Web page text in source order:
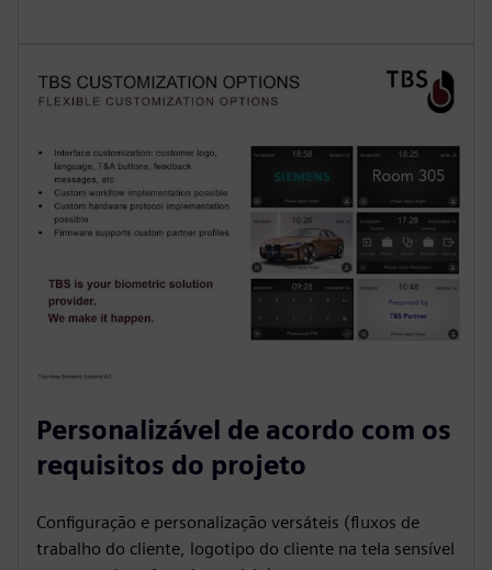
Personalizável de acordo com os
requisitos do projeto
Configuração e personalização versáteis (fluxos de
trabalho do cliente, logotipo do cliente na tela sensível